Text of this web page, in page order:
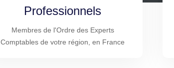
Professionnels
Membres de l'Ordre des Experts
Comptables de votre région, en France